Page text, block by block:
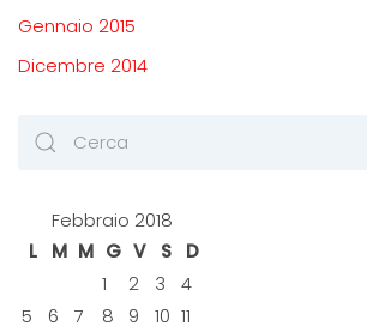
Gennaio 2015
Dicembre 2014
Febbraio 2018
L
M M G V S
D
1
2 3
4
5
6 7 8 9 10 11